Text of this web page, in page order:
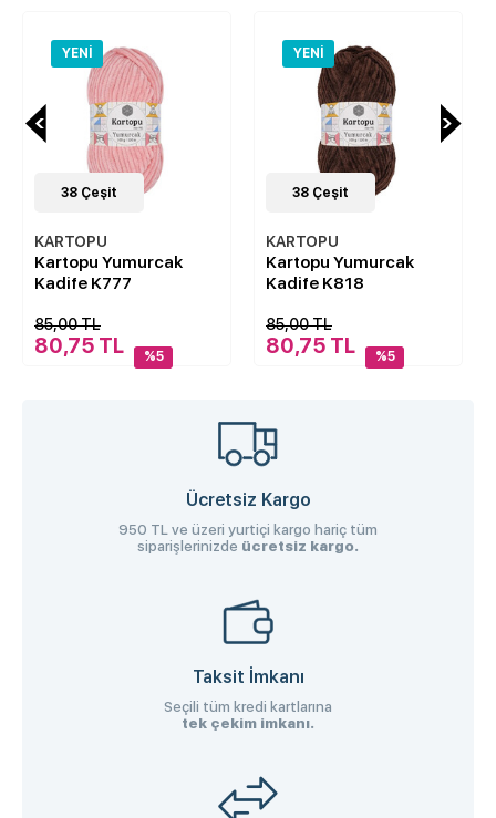
YENI
38 Çeşit
KARTOPU
Kartopu Yumurcak
Kadife K777
85,00 TL
80,75 TL %5
YENI
38 Çeşit
KARTOPU
Kartopu Yumurcak
Kadife K818
85,00 TL
80,75 TL %5
Ücretsiz Kargo
950 TL ve üzeri yurtiçi kargo hariç tüm
siparişlerinizde ücretsiz kargo.
Taksit İmkanı
Seçili tüm kredi kartlarına
tek çekim imkanı.